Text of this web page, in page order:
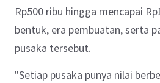
Rp500 ribu hingga mencapai
bentuk, era pembuatan, serta
pusaka tersebut.
"Setiap pusaka punya nilai